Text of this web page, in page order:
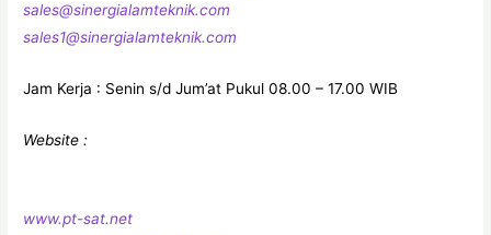
sales@sinergialamteknik.com
sales1@sinergialamteknik.com
Jam Kerja : Senin s/d Jum’at Pukul 08.00 – 17.00 WIB
Website :
www.pt-sat.net